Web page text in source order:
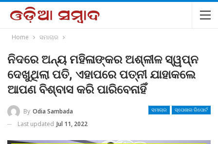
Home ସମାଚାର
ନିଦରେ ଅନ୍ୟ ମହିଳାଙ୍କର ଅଶ୍ଳୀଳ ସ୍ୱପ୍ନ
ଦେଖୁଥିଲା ପତି, ଏହାପରେ ପତ୍ନୀ ଯାହାକଲେ
ଆପଣ ବିଶ୍ବାସ କରି ପାରିବେନାହିଁ
ସମାଚାର ସ୍ପେଶାଲ ରିପୋର୍ଟ
By Odia Sambada
Last updated Jul 11, 2022